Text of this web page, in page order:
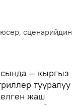
сценарийдин
— кыргыз
тууралуу
жаш